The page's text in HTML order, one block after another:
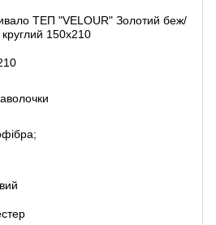
ТЕП "VELOUR" Золотий беж/
150х210